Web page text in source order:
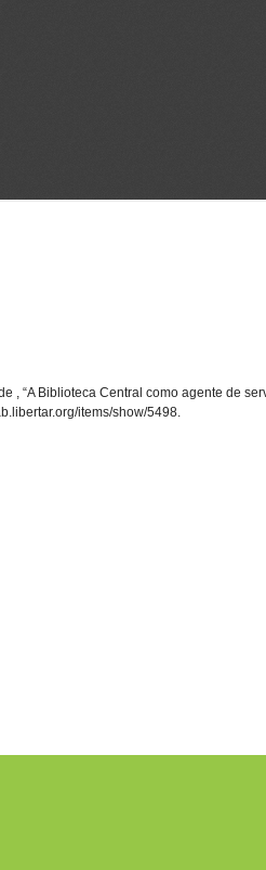
, “A Biblioteca Central como agente de
items/show/5498.